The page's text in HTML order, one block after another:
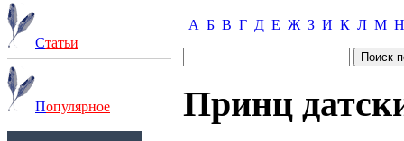
Статьи
Популярное
А Б В Г Д Е Ж З И К Л М Н
Принц